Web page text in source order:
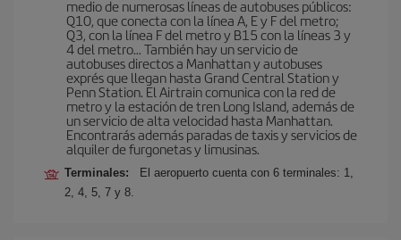
medio de numerosas líneas de autobuses públicos:
Q10, que conecta con la línea A, E y F del metro;
Q3, con la línea F del metro y B15 con la líneas 3 y
4 del metro… También hay un servicio de
autobuses directos a Manhattan y autobuses
exprés que llegan hasta Grand Central Station y
Penn Station. El Airtrain comunica con la red de
metro y la estación de tren Long Island, además de
un servicio de alta velocidad hasta Manhattan.
Encontrarás además paradas de taxis y servicios de
alquiler de furgonetas y limusinas.
Terminales:
El aeropuerto cuenta con 6 terminales: 1,
2, 4, 5, 7 y 8.